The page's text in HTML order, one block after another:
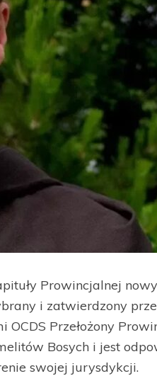
Prowincjalnej
i zatwierdzony
OCDS Przełożony
Bosych i jest
swojej jurysdykcji.